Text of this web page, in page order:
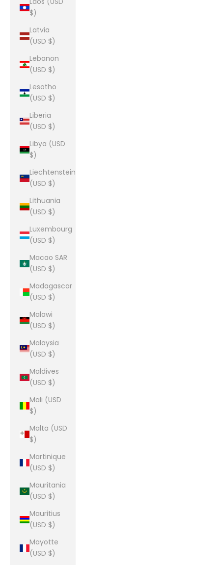
$)
Latvia
(USD $)
Lebanon
(USD $)
Lesotho
(USD $)
Liberia
(USD $)
Libya (USD
$)
Liechtenstein
(USD $)
Lithuania
(USD $)
Luxembourg
(USD $)
Macao SAR
(USD $)
Madagascar
(USD $)
Malawi
(USD $)
Malaysia
(USD $)
Maldives
(USD $)
Mali (USD
$)
Malta (USD
$)
Martinique
(USD $)
Mauritania
(USD $)
Mauritius
(USD $)
Mayotte
(USD $)